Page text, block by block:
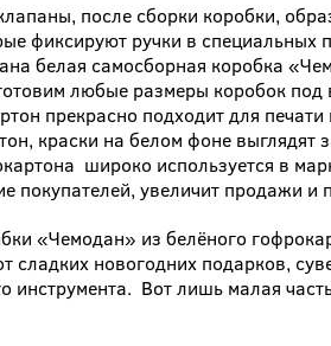
после сборки коробки,
фиксируют ручки в специальных
белая самосборная коробка
любые размеры коробок
прекрасно подходит для
краски на белом фоне выглядят
широко используется в
покупателей, увеличит продажи и
«Чемодан» из белёного
сладких новогодних подарков,
инструмента. Вот лишь малая